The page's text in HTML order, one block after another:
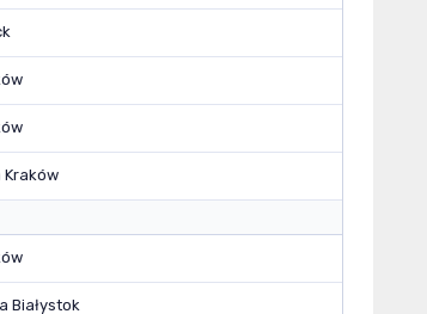
Kraków
Białystok